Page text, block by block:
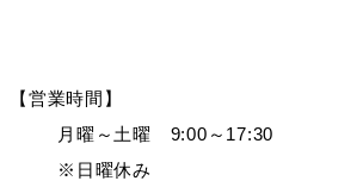
【営業時間】
月曜～土曜 9:00～17:30
※日曜休み